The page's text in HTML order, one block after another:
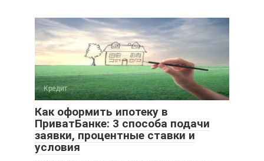
Кредит
Как оформить ипотеку в
ПриватБанке: 3 способа подачи
заявки, процентные ставки и
условия